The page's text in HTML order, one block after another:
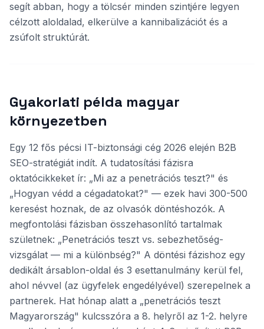
segít abban, hogy a tölcsér minden szintjére legyen
célzott aloldalad, elkerülve a kannibalizációt és a
zsúfolt struktúrát.
Gyakorlati példa magyar
környezetben
Egy 12 fős pécsi IT-biztonsági cég 2026 elején B2B
SEO-stratégiát indít. A tudatosítási fázisra
oktatócikkeket ír: „Mi az a penetrációs teszt?" és
„Hogyan védd a cégadatokat?" — ezek havi 300-500
keresést hoznak, de az olvasók döntéshozók. A
megfontolási fázisban összehasonlító tartalmak
születnek: „Penetrációs teszt vs. sebezhetőség-
vizsgálat — mi a különbség?" A döntési fázishoz egy
dedikált ársablon-oldal és 3 esettanulmány kerül fel,
ahol névvel (az ügyfelek engedélyével) szerepelnek a
partnerek. Hat hónap alatt a „penetrációs teszt
Magyarország" kulcsszóra a 8. helyről az 1-2. helyre